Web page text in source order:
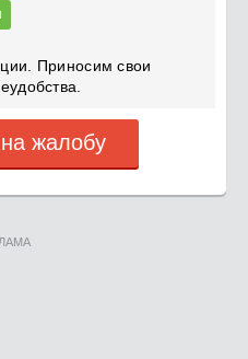
Приносим свои
жалобу